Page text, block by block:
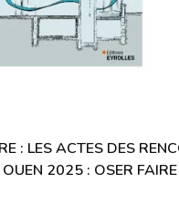
: LES ACTES DES
OUEN 2025 : OSER